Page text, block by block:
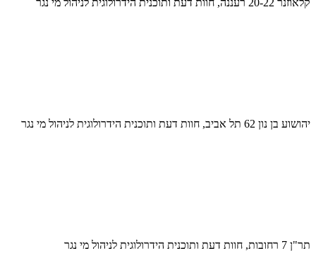
יהושוע בן נון 62 תל אביב, חוות דעת ותוכנית הידרולוגית לניהול מי נגר
תר"ן 7 רחובות, חוות דעת ותוכנית הידרולוגית לניהול מי נגר